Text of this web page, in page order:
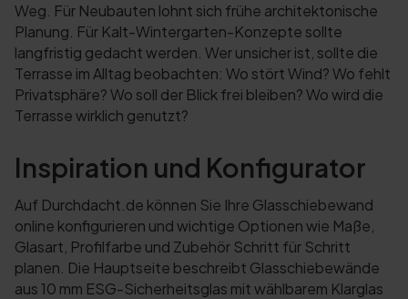
Weg. Für Neubauten lohnt sich frühe architektonische
Planung. Für Kalt-Wintergarten-Konzepte sollte
langfristig gedacht werden. Wer unsicher ist, sollte die
Terrasse im Alltag beobachten: Wo stört Wind? Wo fehlt
Privatsphäre? Wo soll der Blick frei bleiben? Wo wird die
Terrasse wirklich genutzt?
Inspiration und Konfigurator
Auf Durchdacht.de können Sie Ihre Glasschiebewand
online konfigurieren und wichtige Optionen wie Maße,
Glasart, Profilfarbe und Zubehör Schritt für Schritt
planen. Die Hauptseite beschreibt Glasschiebewände
aus 10 mm ESG-Sicherheitsglas mit wählbarem Klarglas